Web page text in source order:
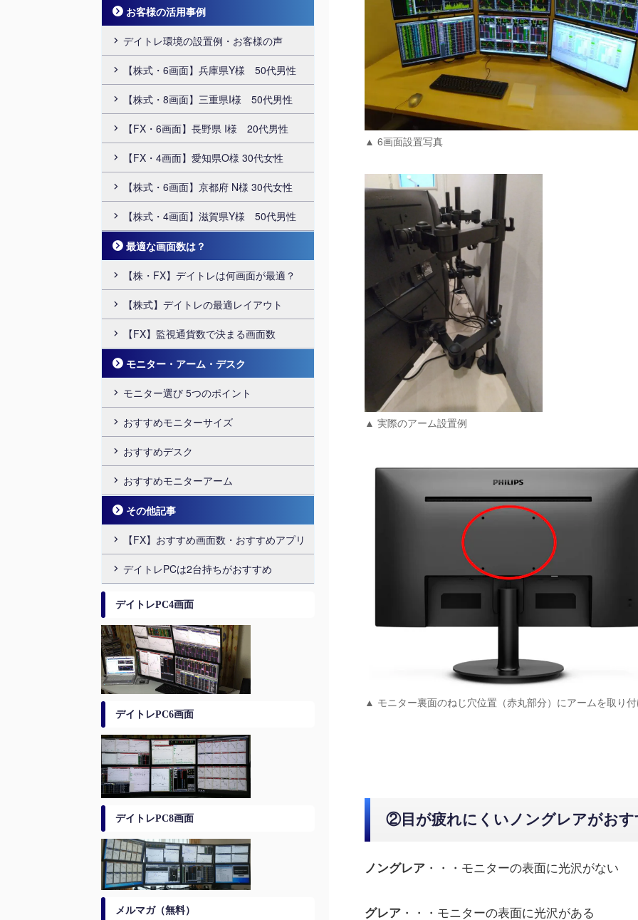
▲ 6画面設置写真
▲ 実際のアーム設置例
▲ モニター裏面のねじ穴位置（赤丸部分）にアームを取り
②目が疲れにくいノングレアがおす
ノングレア ・・・モニターの表面に光沢がない
グレア ・・・モニターの表面に光沢がある
お客様の活用事例
デイトレ環境の設置例・お客様の声
【株式・6画面】兵庫県Y様 50代男性
【株式・8画面】三重県I様 50代男性
【FX・6画面】長野県 I様 20代男性
【FX・4画面】愛知県O様 30代女性
【株式・6画面】京都府 N様 30代女性
【株式・4画面】滋賀県Y様 50代男性
最適な画面数は？
【株・FX】デイトレは何画面が最適？
【株式】デイトレの最適レイアウト
【FX】監視通貨数で決まる画面数
モニター・アーム・デスク
モニター選び 5つのポイント
おすすめモニターサイズ
おすすめデスク
おすすめモニターアーム
その他記事
【FX】おすすめ画面数・おすすめアプリ
デイトレPCは2台持ちがおすすめ
デイトレPC4画面
デイトレPC6画面
デイトレPC8画面
メルマガ（無料）